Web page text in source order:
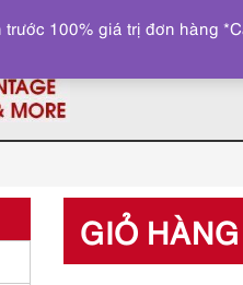
GIỎ HÀNG
100% giá trị đơn hàng